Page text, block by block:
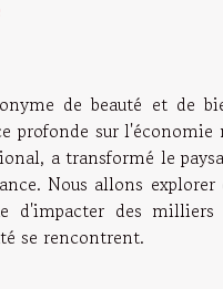
de beauté et de
profonde sur l'économie
a transformé le
Nous allons
d'impacter des milliers
se rencontrent.